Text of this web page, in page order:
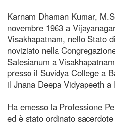
Karnam Dhaman Kumar,
novembre 1963 a
Visakhapatnam, nello Stato
noviziato nella
Salesianum a
presso il Suvidya College a
il Jnana Deepa Vidyapeeth a
Ha emesso la Professione
ed è stato ordinato